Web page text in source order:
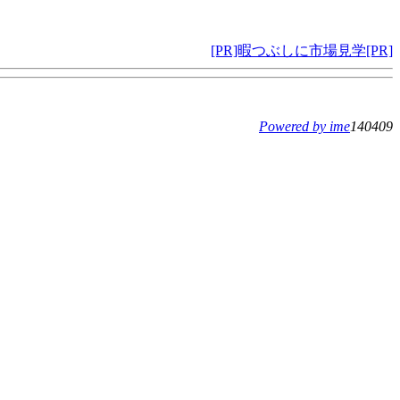
[PR]暇つぶしに市場見学[PR]
Powered by ime140409